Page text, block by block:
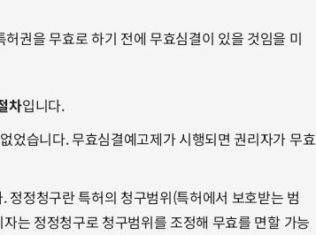
권을 무효로 하기 전에 무효심결이 있을 것임을 미
차입니다.
었습니다. 무효심결예고제가 시행되면 권리자가 무효
정청구란 특허의 청구범위(특허에서 보호받는 범
는 정정청구로 청구범위를 조정해 무효를 면할 가능